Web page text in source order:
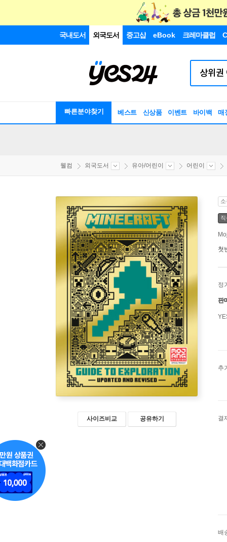
국내도서 외국도서 중고샵 eBook 크레마클럽
빠른분야찾기 베스트 신상품 이벤트 바이백 매
웰컴 외국도서 유아/어린이 어린이
사이즈비교 공유하기
첫
정
판
추
결
배